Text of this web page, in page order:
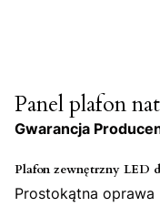
Panel plafon
Gwarancja
Plafon zewnętrzny LED
Prostokątna